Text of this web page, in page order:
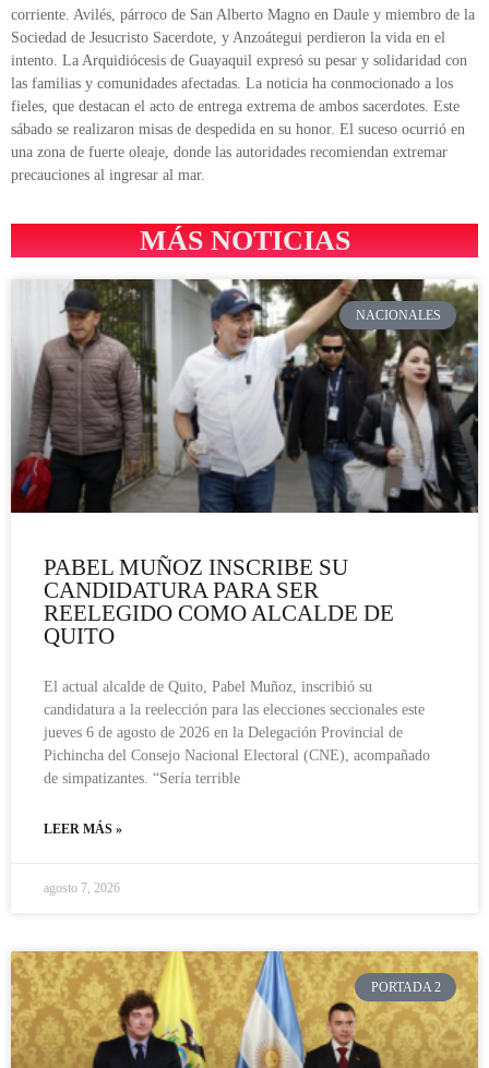
corriente. Avilés, párroco de San Alberto Magno en Daule y miembro de la
Sociedad de Jesucristo Sacerdote, y Anzoátegui perdieron la vida en el
intento. La Arquidiócesis de Guayaquil expresó su pesar y solidaridad con
las familias y comunidades afectadas. La noticia ha conmocionado a los
fieles, que destacan el acto de entrega extrema de ambos sacerdotes. Este
sábado se realizaron misas de despedida en su honor. El suceso ocurrió en
una zona de fuerte oleaje, donde las autoridades recomiendan extremar
precauciones al ingresar al mar.
MÁS NOTICIAS
NACIONALES
PABEL MUÑOZ INSCRIBE SU
CANDIDATURA PARA SER
REELEGIDO COMO ALCALDE DE
QUITO
El actual alcalde de Quito, Pabel Muñoz, inscribió su
candidatura a la reelección para las elecciones seccionales este
jueves 6 de agosto de 2026 en la Delegación Provincial de
Pichincha del Consejo Nacional Electoral (CNE), acompañado
de simpatizantes. “Sería terrible
LEER MÁS »
agosto 7, 2026
PORTADA 2